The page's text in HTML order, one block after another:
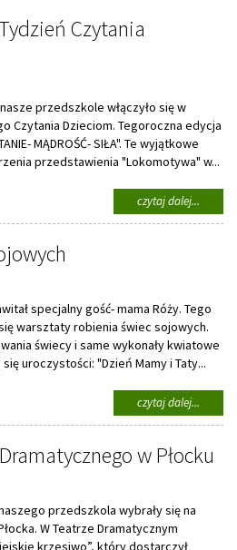
Czytania
przedszkole włączyło się w
Czytania Dzieciom. Tegoroczna edycja
MĄDROŚĆ- SIŁA". Te wyjątkowe
przedstawienia "Lokomotywa" w...
czytaj dalej...
temat:
specjalny gość- mama Róży. Tego
warsztaty robienia świec sojowych.
świecy i same wykonały kwiatowe
uroczystości: "Dzień Mamy i Taty...
czytaj dalej...
temat:
świec
w Płocku
przedszkola wybrały się na
W Teatrze Dramatycznym
krzesiwo”, który dostarczył